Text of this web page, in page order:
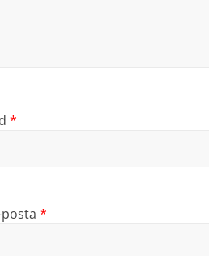
*
posta *